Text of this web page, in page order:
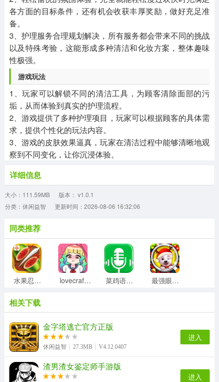
各方面的目标条件，还有机会收获丰厚奖励，做好充足准
备。
3、护理服务合理规划解决，所有服务都会带来不同的挑战
以及特殊考验，这能形成多种清洁和化妆方案，整体趣味
性极强。
游戏玩法
1、玩家可以解锁不同的清洁工具，为顾客清除面部的污
垢，从而体验到真实的护理流程。
2、游戏提供了多种护理项目，玩家可以根据顾客的具体需
求，提供个性化的玩法内容。
3、游戏的皮肤效果逼真，玩家在清洁过程中能够清晰地观
察到不同变化，让你沉浸体验。
详细信息
大小：111.59MB
版本： v1.0.1
分类：休闲益智
更新时间：2026-08-06 16:32:06
同类推荐
水果忍者变态版 lovecraftlocker手游无广告版 菜鸡语音包手机最新版 最强眼力挑战游戏纯净版
GameKipo游戏正版 臭作官方正版
马云模拟器游戏正版 小蝌蚪历险记游戏纯净版
相关下载
金字塔逃亡官方正版
休闲益智 27.3MB V4.12.0407
进入
渣男渣女鉴定师手游版
进入